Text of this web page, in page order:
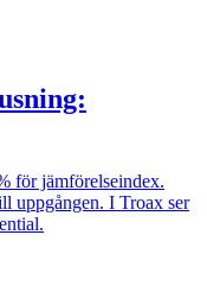
för jämförelseindex.
uppgången. I Troax ser